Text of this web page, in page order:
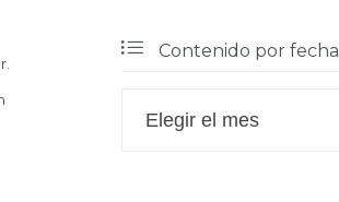
 Contenido por fecha
Contenido